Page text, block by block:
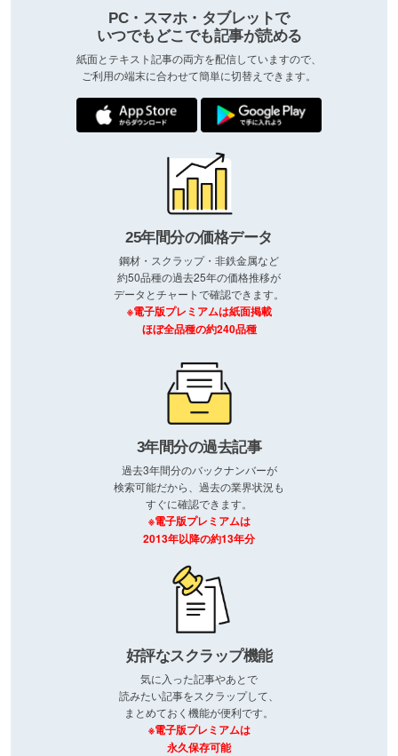
PC・スマホ・タブレットで
いつでもどこでも記事が読める
紙面とテキスト記事の両方を配信していますので、
ご利用の端末に合わせて簡単に切替えできます。
25年間分の価格データ
鋼材・スクラップ・非鉄金属など
約50品種の過去25年の価格推移が
データとチャートで確認できます。
※電子版プレミアムは紙面掲載
ほぼ全品種の約240品種
3年間分の過去記事
過去3年間分のバックナンバーが
検索可能だから、過去の業界状況も
すぐに確認できます。
※電子版プレミアムは
2013年以降の約13年分
好評なスクラップ機能
気に入った記事やあとで
読みたい記事をスクラップして、
まとめておく機能が便利です。
※電子版プレミアムは
永久保存可能